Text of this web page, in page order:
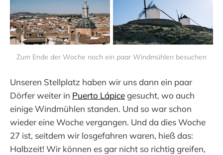
Zum Ende der Woche noch ein paar Windmühlen besuchen
Unseren Stellplatz haben wir uns dann ein paar
Dörfer weiter in Puerto Lápicegesucht, wo auch
einige Windmühlen standen. Und so war schon
wieder eine Woche vergangen. Und da dies Woche
27 ist, seitdem wir losgefahren waren, hieß das:
Halbzeit! Wir können es gar nicht so richtig greifen,